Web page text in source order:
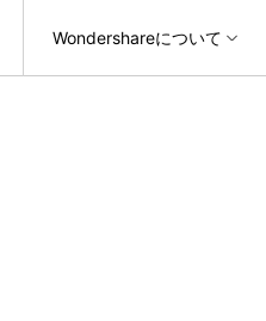
Wondershareについて
ータ管理と画面ミラーリン